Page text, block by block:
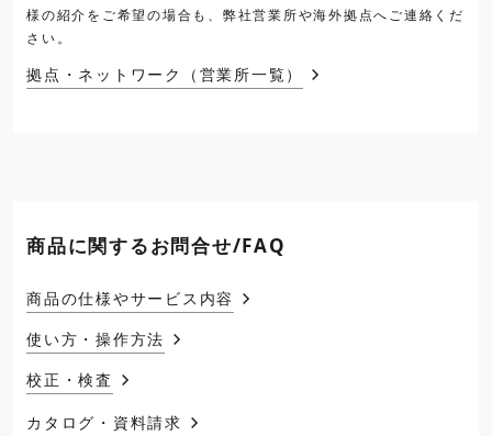
様の紹介をご希望の場合も、弊社営業所や海外拠点へご連絡くだ
さい。
拠点・ネットワーク（営業所一覧）
商品に関するお問合せ/FAQ
商品の仕様やサービス内容
使い方・操作方法
校正・検査
カタログ・資料請求